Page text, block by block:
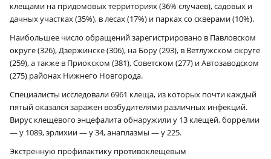
клещами на придомовых территориях (36% случаев), садовых и
дачных участках (35%), в лесах (17%) и парках со скверами (10%).
Наибольшее число обращений зарегистрировано в Павловском
округе (326), Дзержинске (306), на Бору (293), в Ветлужском округе
(259), а также в Приокском (381), Советском (277) и Автозаводском
(275) районах Нижнего Новгорода.
Специалисты исследовали 6961 клеща, из которых почти каждый
пятый оказался заражен возбудителями различных инфекций.
Вирус клещевого энцефалита обнаружили у 13 клещей, боррелии
— у 1089, эрлихии — у 34, анаплазмы — у 225.
Экстренную профилактику противоклещевым